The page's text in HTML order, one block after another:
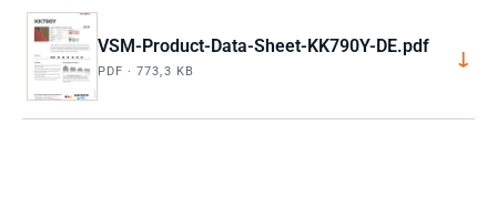
VSM-Product-Data-Sheet-KK790Y-DE.pdf
PDF · 773,3 KB
↓